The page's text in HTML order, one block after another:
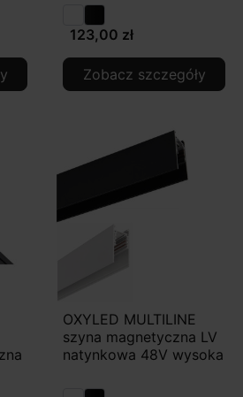
123,00 zł
Zobacz szczegóły
OXYLED MULTILINE
szyna magnetyczna LV
natynkowa 48V wysoka